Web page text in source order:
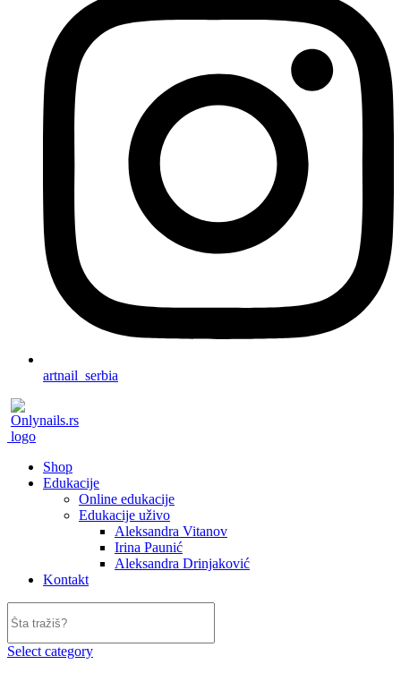
artnail_serbia
Shop
Edukacije
Online edukacije
Edukacije uživo
Aleksandra Vitanov
Irina Paunić
Aleksandra Drinjaković
Kontakt
Select category